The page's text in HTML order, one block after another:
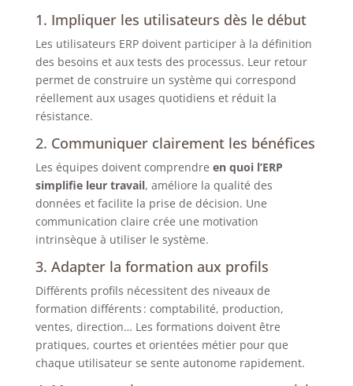
1. Impliquer les utilisateurs dès le début
Les utilisateurs ERP doivent participer à la définition
des besoins et aux tests des processus. Leur retour
permet de construire un système qui correspond
réellement aux usages quotidiens et réduit la
résistance.
2. Communiquer clairement les bénéfices
Les équipes doivent comprendre en quoi l’ERP
simplifie leur travail, améliore la qualité des
données et facilite la prise de décision. Une
communication claire crée une motivation
intrinsèque à utiliser le système.
3. Adapter la formation aux profils
Différents profils nécessitent des niveaux de
formation différents : comptabilité, production,
ventes, direction… Les formations doivent être
pratiques, courtes et orientées métier pour que
chaque utilisateur se sente autonome rapidement.